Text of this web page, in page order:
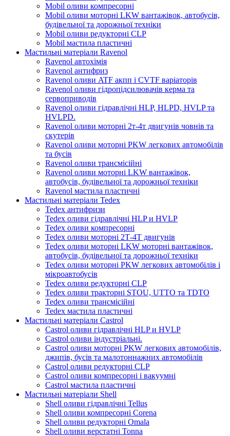
Mobil оливи компресорні
Mobil оливи моторні LKW вантажівок, автобусів,
будівельної та дорожньої техніки
Mobil оливи редукторні CLP
Mobil мастила пластичні
Мастильні матеріали Ravenol
Ravenol автохімія
Ravenol антифриз
Ravenol оливи ATF акпп і CVTF варіаторів
Ravenol оливи гідропідсилювачів керма та
сервоприводів
Ravenol оливи гідравлічні HLP, HLPD, HVLP та
HVLPD.
Ravenol оливи моторні 2т-4т двигунів човнів та
скутерів
Ravenol оливи моторні PKW легкових автомобілів
та бусів
Ravenol оливи трансмісійні
Ravenol оливи моторні LKW вантажівок,
автобусів, будівельної та дорожньої техніки
Ravenol мастила пластичні
Мастильні матеріали Tedex
Tedex антифризи
Tedex оливи гідравлічні HLP и HVLP
Tedex оливи компресорні
Tedex оливи моторні 2Т-4Т двигунів
Tedex оливи моторні LKW моторні вантажівок,
автобусів, будівельної та дорожньої техніки
Tedex оливи моторні PKW легкових автомобілів і
мікроавтобусів
Tedex оливи редукторні CLP
Tedex оливи тракторні STOU, UTTO та TDTO
Tedex оливи трансмісійні
Tedex мастила пластичні
Мастильні матеріали Castrol
Castrol оливи гідравлічні HLP и HVLP
Castrol оливи індустріальні.
Castrol оливи моторні PKW легкових автомобілів,
джипів, бусів та малотоннажних автомобілів
Castrol оливи редукторні CLP
Castrol оливи компресорні і вакуумні
Castrol мастила пластичні
Мастильні матеріали Shell
Shell оливи гідравлічні Tellus
Shell оливи компресорні Corena
Shell оливи редукторні Omala
Shell оливи верстатні Tonna